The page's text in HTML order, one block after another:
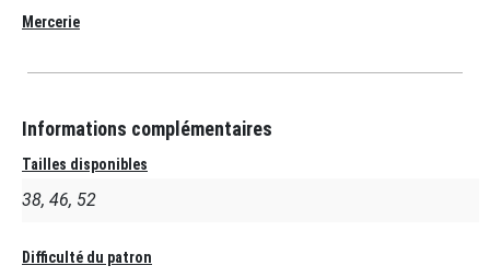
Mercerie
Informations complémentaires
Tailles disponibles
38, 46, 52
Difficulté du patron